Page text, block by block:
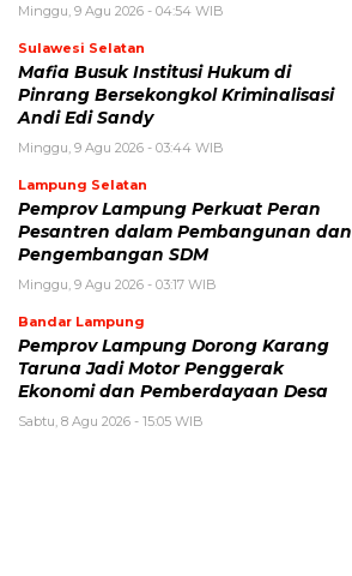
Minggu, 9 Agu 2026 - 04:54 WIB
Sulawesi Selatan
Mafia Busuk Institusi Hukum di
Pinrang Bersekongkol Kriminalisasi
Andi Edi Sandy
Minggu, 9 Agu 2026 - 03:44 WIB
Lampung Selatan
Pemprov Lampung Perkuat Peran
Pesantren dalam Pembangunan dan
Pengembangan SDM
Minggu, 9 Agu 2026 - 03:17 WIB
Bandar Lampung
Pemprov Lampung Dorong Karang
Taruna Jadi Motor Penggerak
Ekonomi dan Pemberdayaan Desa
Sabtu, 8 Agu 2026 - 15:05 WIB